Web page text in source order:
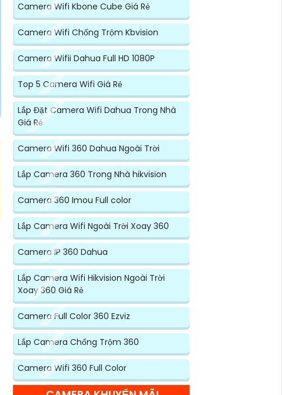
Camera Wifi Kbone Cube Giá Rẻ
Camera Wifi Chống Trộm Kbvision
Camera Wifii Dahua Full HD 1080P
Top 5 Camera Wifi Giá Rẻ
Lắp Đặt Camera Wifi Dahua Trong Nhà
Giá Rẻ
Camera Wifi 360 Dahua Ngoài Trời
Lắp Camera 360 Trong Nhà hikvision
Camera 360 Imou Full color
Lắp Camera Wifi Ngoài Trời Xoay 360
Camera IP 360 Dahua
Lắp Camera Wifi Hikvision Ngoài Trời
Xoay 360 Giá Rẻ
Camera Full Color 360 Ezviz
Lắp Camera Chống Trộm 360
Camera Wifi 360 Full Color